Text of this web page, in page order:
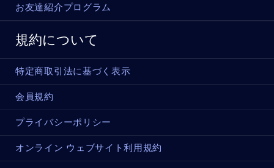
お友達紹介プログラム
規約について
特定商取引法に基づく表示
会員規約
プライバシーポリシー
オンライン ウェブサイト利用規約